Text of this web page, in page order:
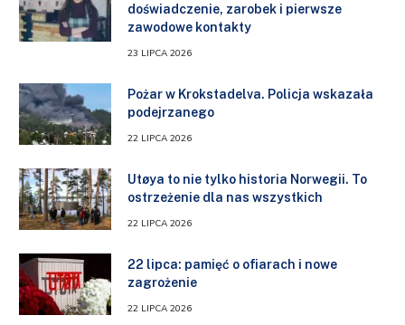
doświadczenie, zarobek i pierwsze
zawodowe kontakty
23 LIPCA 2026
Pożar w Krokstadelva. Policja wskazała
podejrzanego
22 LIPCA 2026
Utøya to nie tylko historia Norwegii. To
ostrzeżenie dla nas wszystkich
22 LIPCA 2026
22 lipca: pamięć o ofiarach i nowe
zagrożenie
22 LIPCA 2026